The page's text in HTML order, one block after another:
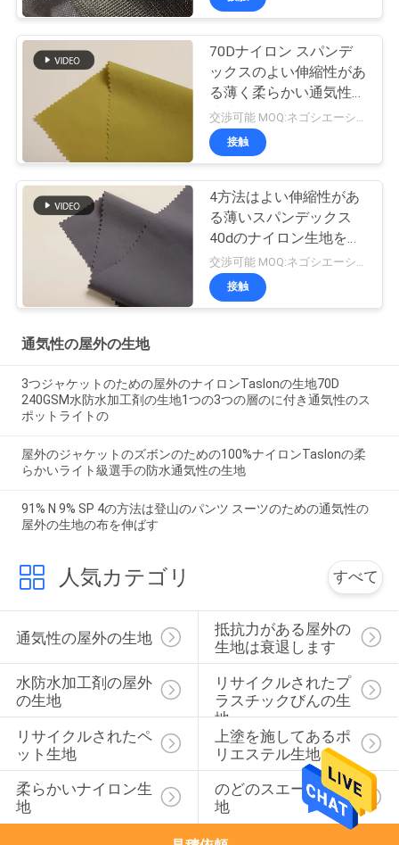
70Dナイロン スパンデ
ックスのよい伸縮性があ
る薄く柔らかい通気性の
生地
接触
4方法はよい伸縮性があ
る薄いスパンデックス
40dのナイロン生地を伸
ばす
交渉可能 MOQ:ネゴシエーション
接触
通気性の屋外の生地
3つジャケットのための屋外のナイロンTaslonの生地70D
240GSM水防水加工剤の生地1つの3つの層のに付き通気性のス
ポットライトの
屋外のジャケットのズボンのための100%ナイロンTaslonの柔
らかいライト級選手の防水通気性の生地
91% N 9% SP 4の方法は登山のパンツ スーツのための通気性の
屋外の生地の布を伸ばす
人気カテゴリ すべて
通気性の屋外の生地
抵抗力がある屋外の
生地は衰退します
水防水加工剤の屋外
の生地
リサイクルされたプ
ラスチックびんの生
地
リサイクルされたペ
ット生地
上塗を施してあるポ
リエステル生地
柔らかいナイロン生
地
のどのスエードの生
地